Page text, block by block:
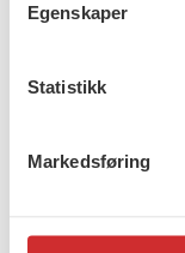
Egenskaper
Statistikk
Markedsføring
Ingelin Bergvall
Flere saker